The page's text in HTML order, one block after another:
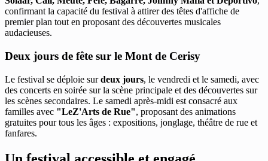
confirmant la capacité du festival à attirer des têtes d'affiche de
premier plan tout en proposant des découvertes musicales
audacieuses.
Deux jours de fête sur le Mont de Cerisy
Le festival se déploie surdeux jours, le vendredi et le samedi, avec
des concerts en soirée sur la scène principale et des découvertes sur
les scènes secondaires. Le samedi après-midi est consacré aux
familles avec "LeZ'Arts de Rue", proposant des animations
gratuites pour tous les âges : expositions, jonglage, théâtre de rue et
fanfares.